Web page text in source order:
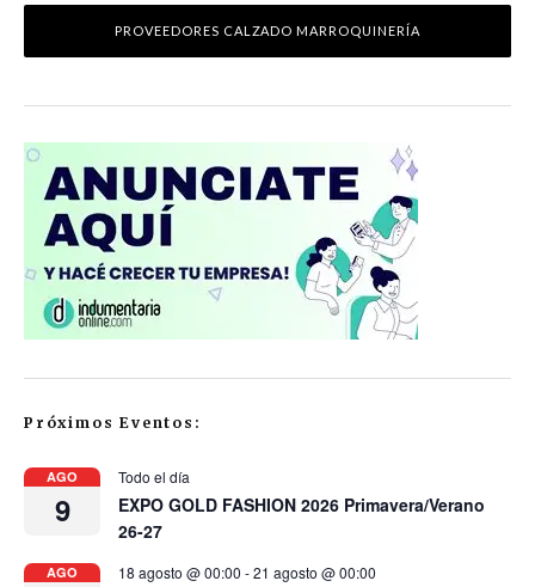
PROVEEDORES CALZADO MARROQUINERÍA
Próximos Eventos:
AGO
9
Todo el día
EXPO GOLD FASHION 2026 Primavera/Verano
26-27
AGO 18 agosto @ 00:00 -21 agosto @ 00:00